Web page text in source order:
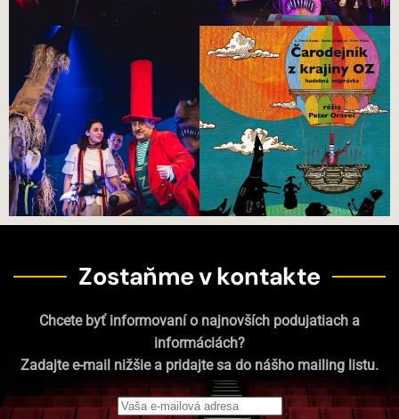
Zostaňme v kontakte
Chcete byť informovaní o najnovších podujatiach a
informáciách?
Zadajte e-mail nižšie a pridajte sa do nášho mailing listu.